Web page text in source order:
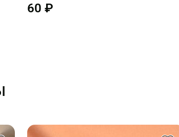
60 ₽